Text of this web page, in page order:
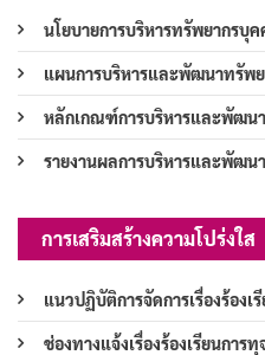
นโยบายการบริหารทรัพยากรบุค
แผนการบริหารและพัฒนาทรัพ
หลักเกณฑ์การบริหารและพัฒน
รายงานผลการบริหารและพัฒ
การเสริมสร้างความโปร่งใส
แนวปฏิบัติการจัดการเรื่องร้อง
ช่องทางแจ้งเรื่องร้องเรียนกา